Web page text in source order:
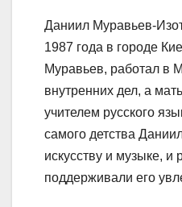
Даниил Муравьев-
1987 года в городе
Муравьев, работал в
внутренних дел, а
учителем русского
самого детства
искусству и музыке, и
поддерживали его